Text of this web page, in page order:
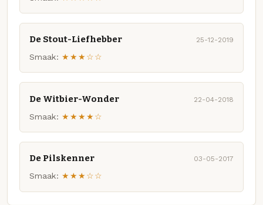
De Stout-Liefhebber 25-12-2019
Smaak: ★★★☆☆
De Witbier-Wonder 22-04-2018
Smaak: ★★★★☆
De Pilskenner 03-05-2017
Smaak: ★★★☆☆